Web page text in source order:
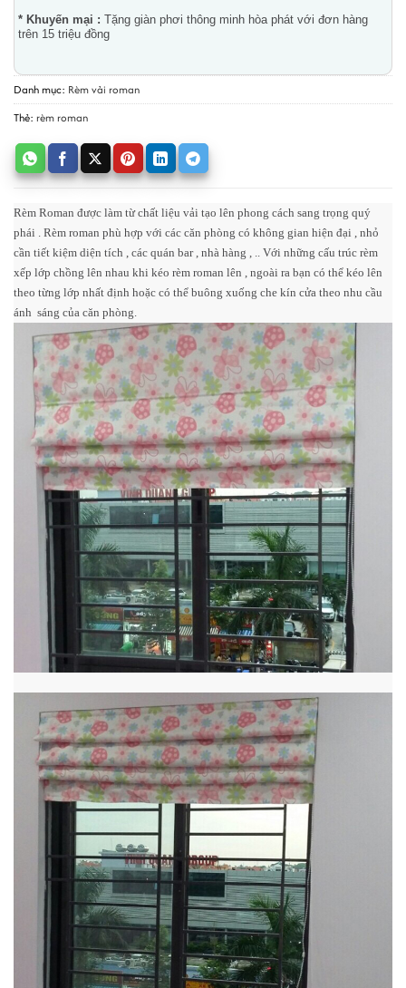
* Khuyến mại : Tặng giàn phơi thông minh hòa phát với đơn hàng
trên 15 triệu đồng
Danh mục: Rèm vải roman
Thẻ: rèm roman
Rèm Roman được làm từ chất liệu vải tạo lên phong cách sang trọng quý
phái . Rèm roman phù hợp với các căn phòng có không gian hiện đại , nhỏ
cần tiết kiệm diện tích , các quán bar , nhà hàng , .. Với những cấu trúc rèm
xếp lớp chồng lên nhau khi kéo rèm roman lên , ngoài ra bạn có thể kéo lên
theo từng lớp nhất định hoặc có thể buông xuống che kín cửa theo nhu cầu
ánh sáng của căn phòng.